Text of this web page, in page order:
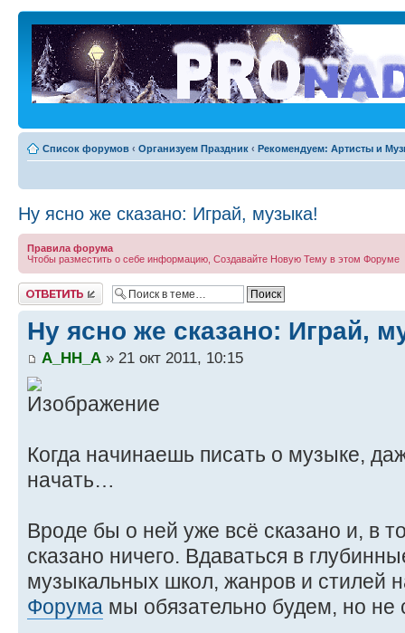
Список форумов ‹ Организуем Праздник ‹ Рекомендуем: Артисты и
Ну ясно же сказано: Играй, музыка!
Правила форума
Чтобы разместить о себе информацию, Создавайте Новую Тему в этом Форуме
Ответить
Ну ясно же сказано: Играй,
A_HH_A » 21 окт 2011, 10:15
Когда начинаешь писать о музыке,
начать…
Вроде бы о ней уже всё сказано и, в
сказано ничего. Вдаваться в
музыкальных школ, жанров и стилей
Форума мы обязательно будем, но не